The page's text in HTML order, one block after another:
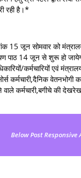
रही है।*
15 जून सोमवार को
पाठ 14 जून से शुरू हो
कर्मचारियों एवं
कर्मचारी,दैनिक वेतनभोगी
कर्मचारी,बगीचे की देखरेख
Below Post Responsive